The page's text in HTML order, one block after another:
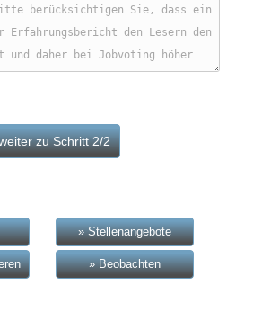
» Stellenangebote
» Beobachten